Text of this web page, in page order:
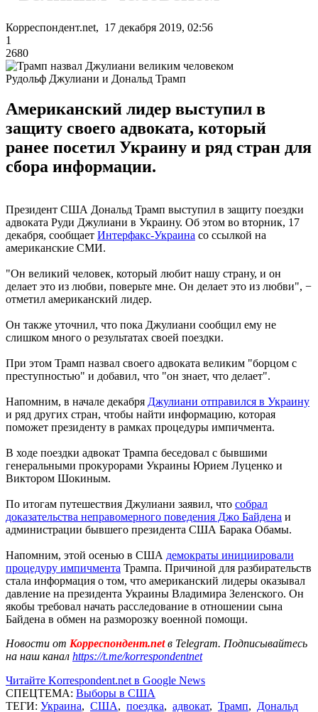
Корреспондент.net, 17 декабря 2019, 02:56
1
2680
Рудольф Джулиани и Дональд Трамп
Американский лидер выступил в
защиту своего адвоката, который
ранее посетил Украину и ряд стран для
сбора информации.
Президент США Дональд Трамп выступил в защиту поездки
адвоката Руди Джулиани в Украину. Об этом во вторник, 17
декабря, сообщает Интерфакс-Украина со ссылкой на
американские СМИ.
"Он великий человек, который любит нашу страну, и он
делает это из любви, поверьте мне. Он делает это из любви", −
отметил американский лидер.
Он также уточнил, что пока Джулиани сообщил ему не
слишком много о результатах своей поездки.
При этом Трамп назвал своего адвоката великим "борцом с
преступностью" и добавил, что "он знает, что делает".
Напомним, в начале декабря Джулиани отправился в Украину
и ряд других стран, чтобы найти информацию, которая
поможет президенту в рамках процедуры импичмента.
В ходе поездки адвокат Трампа беседовал с бывшими
генеральными прокурорами Украины Юрием Луценко и
Виктором Шокиным.
По итогам путешествия Джулиани заявил, что собрал
доказательства неправомерного поведения Джо Байдена и
администрации бывшего президента США Барака Обамы.
Напомним, этой осенью в США демократы инициировали
процедуру импичмента Трампа. Причиной для разбирательств
стала информация о том, что американский лидеры оказывал
давление на президента Украины Владимира Зеленского. Он
якобы требовал начать расследование в отношении сына
Байдена в обмен на разморозку военной помощи.
Новости от Корреспондент.netв Telegram. Подписывайтесь
на наш канал https://t.me/korrespondentnet
Читайте Korrespondent.net в Google News
СПЕЦТЕМА: Выборы в США
ТЕГИ: Украина, США, поездка, адвокат, Трамп, Дональд